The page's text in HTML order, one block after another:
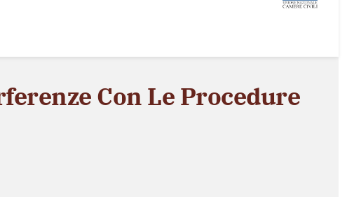
Con Le Procedure